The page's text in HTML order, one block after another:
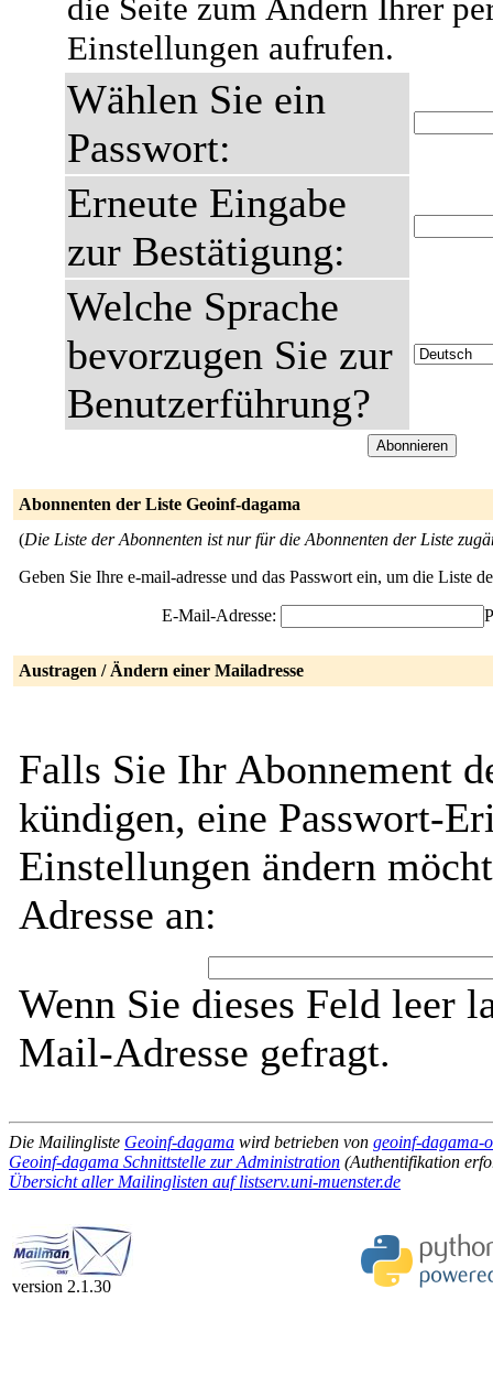
die Seite zum Ändern Ihrer
Einstellungen aufrufen.
Wählen Sie ein
Passwort:
Erneute Eingabe
zur Bestätigung:
Welche Sprache
bevorzugen Sie zur
Benutzerführung?
Abonnenten der Liste Geoinf-dagama
(Die Liste der Abonnenten ist nur für die Abonnenten der Liste
Geben Sie Ihre e-mail-adresse und das Passwort ein, um die Liste
E-Mail-Adresse:
Austragen / Ändern einer Mailadresse
Falls Sie Ihr Abonnement
kündigen, eine Passwort-
Einstellungen ändern
Adresse an:
Wenn Sie dieses Feld leer
Mail-Adresse gefragt.
Die Mailingliste Geoinf-dagama wird betrieben von geoinf-dagama-
Geoinf-dagama Schnittstelle zur Administration (Authentifikation
Übersicht aller Mailinglisten auf listserv.uni-muenster.de
version 2.1.30